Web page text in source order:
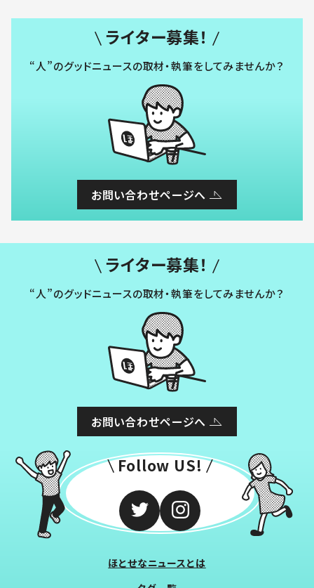
ライター募集！
“人”のグッドニュースの取材・執筆をしてみませんか？
お問い合わせページへ
ライター募集！
“人”のグッドニュースの取材・執筆をしてみませんか？
お問い合わせページへ
Follow US!
ほとせなニュースとは